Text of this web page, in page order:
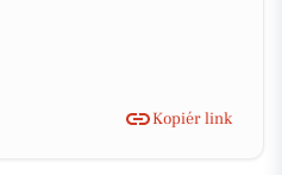
Kopiér link